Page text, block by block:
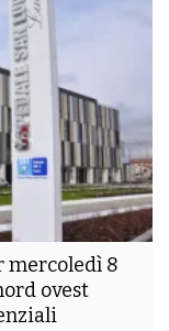
mercoledì 8
ovest